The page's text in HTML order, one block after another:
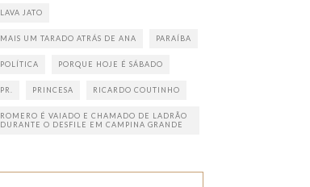
LAVA JATO
MAIS UM TARADO ATRÁS DE ANA PARAÍBA
POLÍTICA PORQUE HOJE É SÁBADO
PR. PRINCESA RICARDO COUTINHO
ROMERO É VAIADO E CHAMADO DE LADRÃO
DURANTE O DESFILE EM CAMPINA GRANDE